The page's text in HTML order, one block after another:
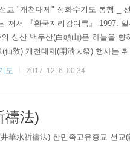
교 "개천대제" 정화수기도 봉행 _
저서 『환국지리감여록』 1997.
성산 백두산(白頭山)은 하늘을
仙敎) 개천대제(開淸大祭) 행사는
행사 형태로 진행되었으며, 일반
도 2017. 12. 6. 00:34
禱法)
華水祈禱法) 한민족고유종교 선교